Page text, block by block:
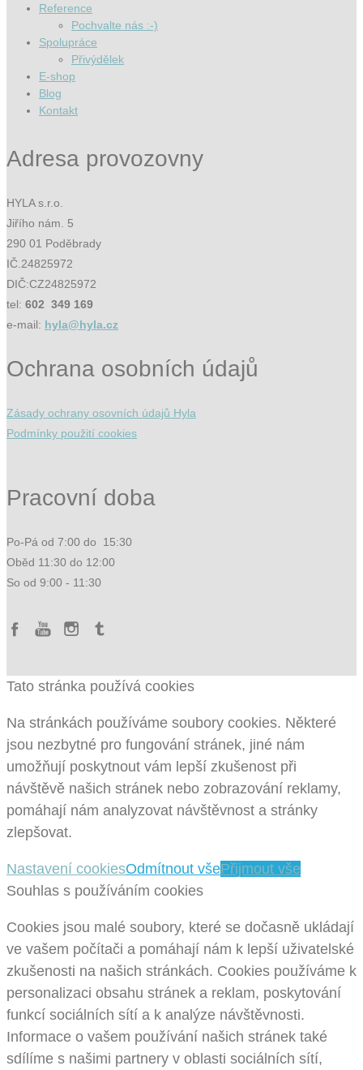
Reference
Pochvalte nás :-)
Spolupráce
Přivýdělek
E-shop
Blog
Kontakt
Adresa provozovny
HYLA s.r.o.
Jiřího nám. 5
290 01 Poděbrady
IČ.24825972
DIČ:CZ24825972
tel: 602 349 169
e-mail: hyla@hyla.cz
Ochrana osobních údajů
Zásady ochrany osovních údajů Hyla
Podmínky použití cookies
Pracovní doba
Po-Pá od 7:00 do 15:30
Oběd 11:30 do 12:00
So od 9:00 - 11:30
Tato stránka používá cookies
Na stránkách používáme soubory cookies. Některé
jsou nezbytné pro fungování stránek, jiné nám
umožňují poskytnout vám lepší zkušenost při
návštěvě našich stránek nebo zobrazování reklamy,
pomáhají nám analyzovat návštěvnost a stránky
zlepšovat.
Nastavení cookiesOdmítnout všePřijmout vše
Souhlas s používáním cookies
Cookies jsou malé soubory, které se dočasně ukládají
ve vašem počítači a pomáhají nám k lepší uživatelské
zkušenosti na našich stránkách. Cookies používáme k
personalizaci obsahu stránek a reklam, poskytování
funkcí sociálních sítí a k analýze návštěvnosti.
Informace o vašem používání našich stránek také
sdílíme s našimi partnery v oblasti sociálních sítí,